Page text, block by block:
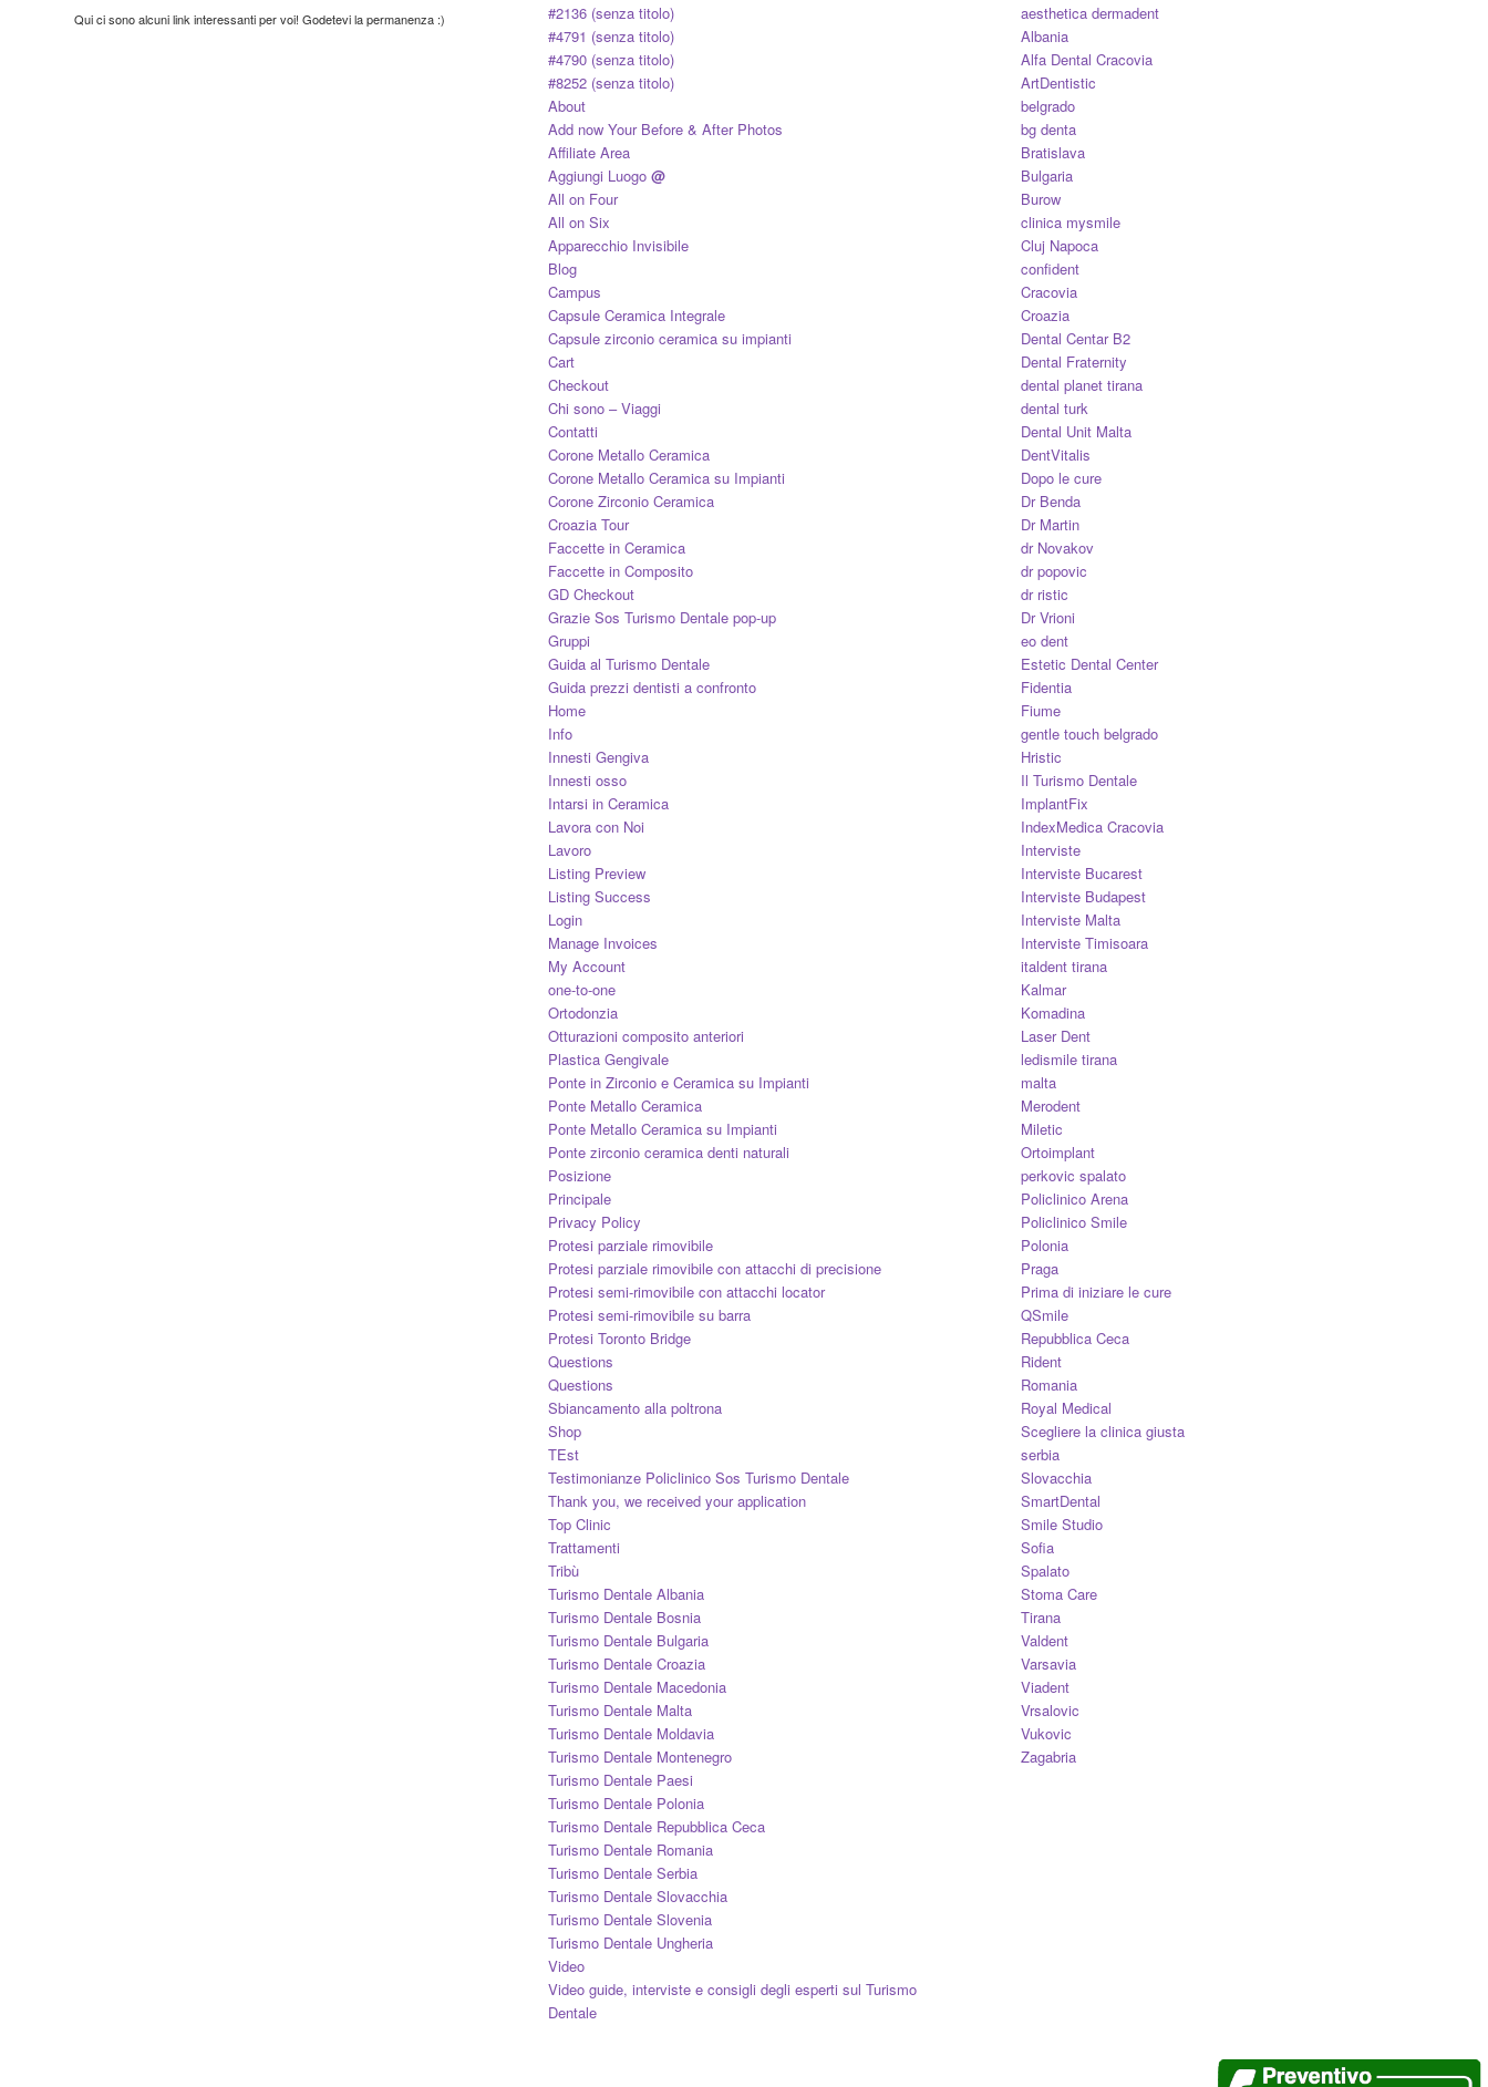
Qui ci sono alcuni link interessanti per voi! Godetevi la permanenza :)
#2136 (senza titolo)
#4791 (senza titolo)
#4790 (senza titolo)
#8252 (senza titolo)
About
Add now Your Before & After Photos
Affiliate Area
Aggiungi Luogo @
All on Four
All on Six
Apparecchio Invisibile
Blog
Campus
Capsule Ceramica Integrale
Capsule zirconio ceramica su impianti
Cart
Checkout
Chi sono – Viaggi
Contatti
Corone Metallo Ceramica
Corone Metallo Ceramica su Impianti
Corone Zirconio Ceramica
Croazia Tour
Faccette in Ceramica
Faccette in Composito
GD Checkout
Grazie Sos Turismo Dentale pop-up
Gruppi
Guida al Turismo Dentale
Guida prezzi dentisti a confronto
Home
Info
Innesti Gengiva
Innesti osso
Intarsi in Ceramica
Lavora con Noi
Lavoro
Listing Preview
Listing Success
Login
Manage Invoices
My Account
one-to-one
Ortodonzia
Otturazioni composito anteriori
Plastica Gengivale
Ponte in Zirconio e Ceramica su Impianti
Ponte Metallo Ceramica
Ponte Metallo Ceramica su Impianti
Ponte zirconio ceramica denti naturali
Posizione
Principale
Privacy Policy
Protesi parziale rimovibile
Protesi parziale rimovibile con attacchi di precisione
Protesi semi-rimovibile con attacchi locator
Protesi semi-rimovibile su barra
Protesi Toronto Bridge
Questions
Questions
Sbiancamento alla poltrona
Shop
TEst
Testimonianze Policlinico Sos Turismo Dentale
Thank you, we received your application
Top Clinic
Trattamenti
Tribù
Turismo Dentale Albania
Turismo Dentale Bosnia
Turismo Dentale Bulgaria
Turismo Dentale Croazia
Turismo Dentale Macedonia
Turismo Dentale Malta
Turismo Dentale Moldavia
Turismo Dentale Montenegro
Turismo Dentale Paesi
Turismo Dentale Polonia
Turismo Dentale Repubblica Ceca
Turismo Dentale Romania
Turismo Dentale Serbia
Turismo Dentale Slovacchia
Turismo Dentale Slovenia
Turismo Dentale Ungheria
Video
Video guide, interviste e consigli degli esperti sul Turismo
Dentale
aesthetica dermadent
Albania
Alfa Dental Cracovia
ArtDentistic
belgrado
bg denta
Bratislava
Bulgaria
Burow
clinica mysmile
Cluj Napoca
confident
Cracovia
Croazia
Dental Centar B2
Dental Fraternity
dental planet tirana
dental turk
Dental Unit Malta
DentVitalis
Dopo le cure
Dr Benda
Dr Martin
dr Novakov
dr popovic
dr ristic
Dr Vrioni
eo dent
Estetic Dental Center
Fidentia
Fiume
gentle touch belgrado
Hristic
Il Turismo Dentale
ImplantFix
IndexMedica Cracovia
Interviste
Interviste Bucarest
Interviste Budapest
Interviste Malta
Interviste Timisoara
italdent tirana
Kalmar
Komadina
Laser Dent
ledismile tirana
malta
Merodent
Miletic
Ortoimplant
perkovic spalato
Policlinico Arena
Policlinico Smile
Polonia
Praga
Prima di iniziare le cure
QSmile
Repubblica Ceca
Rident
Romania
Royal Medical
Scegliere la clinica giusta
serbia
Slovacchia
SmartDental
Smile Studio
Sofia
Spalato
Stoma Care
Tirana
Valdent
Varsavia
Viadent
Vrsalovic
Vukovic
Zagabria